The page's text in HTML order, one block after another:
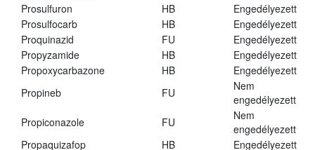
Prosulfuron
HB
Engedélyezett
Prosulfocarb
HB
Engedélyezett
Proquinazid
FU
Engedélyezett
Propyzamide
HB
Engedélyezett
Propoxycarbazone
HB
Engedélyezett
Propineb
FU
Nem
engedélyezett
Propiconazole
FU
Nem
engedélyezett
Propaquizafop
HB
Engedélyezett